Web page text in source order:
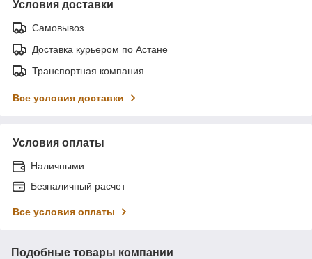
Условия доставки
Самовывоз
Доставка курьером по Астане
Транспортная компания
Все условия доставки
Условия оплаты
Наличными
Безналичный расчет
Все условия оплаты
Подобные товары компании